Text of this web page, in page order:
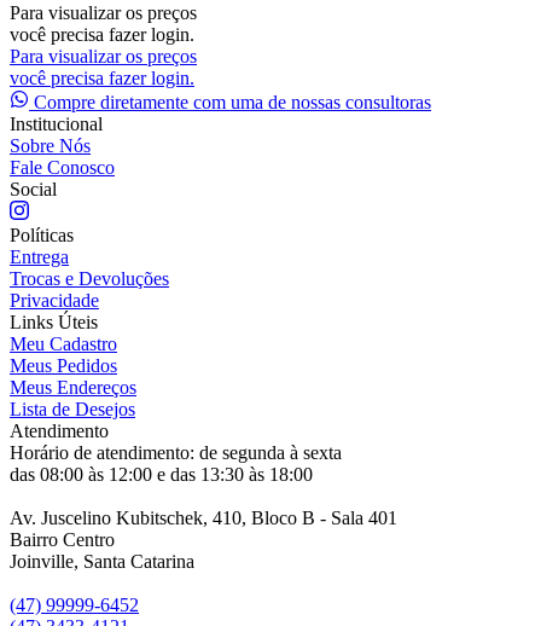
Para visualizar os preços
você precisa fazer login.
Para visualizar os preços
você precisa fazer login.
Compre diretamente com uma de nossas consultoras
Institucional
Sobre Nós
Fale Conosco
Social
Políticas
Entrega
Trocas e Devoluções
Privacidade
Links Úteis
Meu Cadastro
Meus Pedidos
Meus Endereços
Lista de Desejos
Atendimento
Horário de atendimento: de segunda à sexta
das 08:00 às 12:00 e das 13:30 às 18:00
Av. Juscelino Kubitschek, 410, Bloco B - Sala 401
Bairro Centro
Joinville, Santa Catarina
(47) 99999-6452